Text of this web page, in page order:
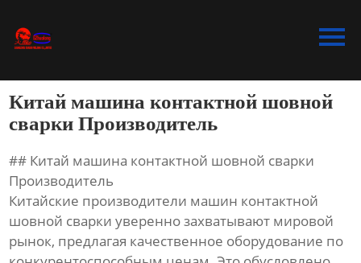
Bидео
О Hас
Контакты
Китай машина контактной шовной
сварки Производитель
## Китай машина контактной шовной сварки
Производитель
Китайские производители машин контактной
шовной сварки уверенно захватывают мировой
рынок, предлагая качественное оборудование по